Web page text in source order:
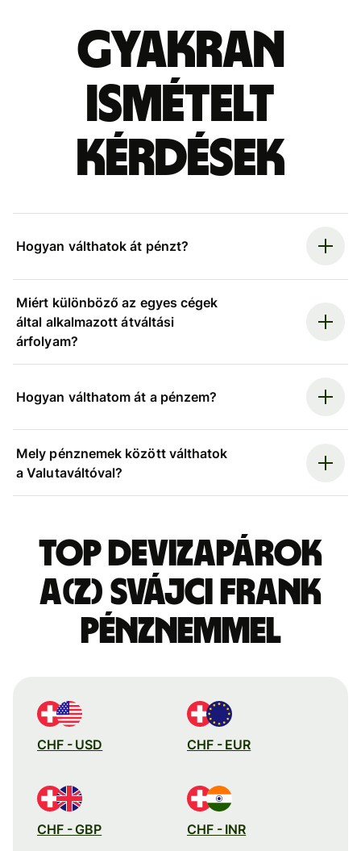
Gyakran
ismételt
kérdések
Hogyan válthatok át pénzt?
Miért különböző az egyes cégek
által alkalmazott átváltási
árfolyam?
Hogyan válthatom át a pénzem?
Mely pénznemek között válthatok
a Valutaváltóval?
Top devizapárok
a(z) svájci frank
pénznemmel
CHF - USD CHF - EUR
CHF - GBP CHF - INR